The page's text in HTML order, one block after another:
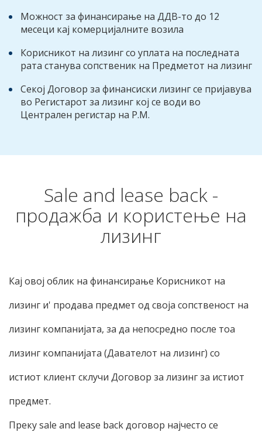
Можност за финансирање на ДДВ-то до 12
месеци кај комерцијалните возила
Корисникот на лизинг со уплата на последната
рата станува сопственик на Предметот на лизинг
Секој Договор за финансиски лизинг се пријавува
во Регистарот за лизинг кој се води во
Централен регистар на Р.М.
Sale and lease back -
продажба и користење на
лизинг
Кај овој облик на финансирање Корисникот на
лизинг и' продава предмет од своја сопственост на
лизинг компанијата, за да непосредно после тоа
лизинг компанијата (Давателот на лизинг) со
истиот клиент склучи Договор за лизинг за истиот
предмет.
Преку sale and lease back договор најчесто се